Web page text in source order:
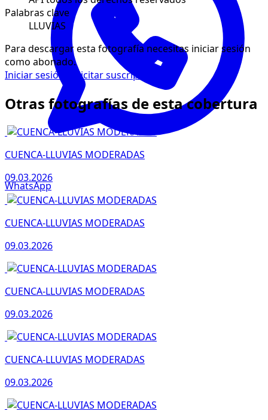
WhatsApp
Palabras clave
LLUVIAS
Para descargar esta fotografía necesitas iniciar sesión
como abonado.
Iniciar sesión
Solicitar suscripción
Otras fotografías de esta cobertura
CUENCA-LLUVIAS MODERADAS
09.03.2026
CUENCA-LLUVIAS MODERADAS
09.03.2026
CUENCA-LLUVIAS MODERADAS
09.03.2026
CUENCA-LLUVIAS MODERADAS
09.03.2026